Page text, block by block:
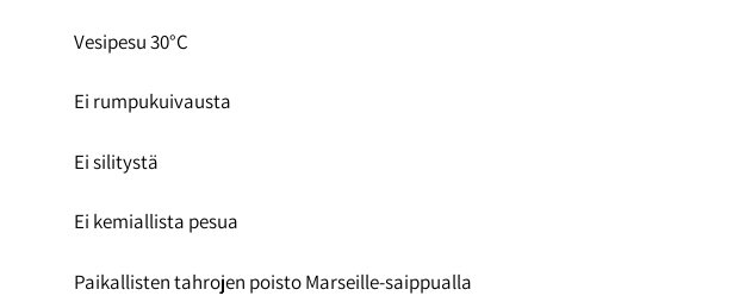
Vesipesu 30°C
Ei rumpukuivausta
Ei silitystä
Ei kemiallista pesua
Paikallisten tahrojen poisto Marseille-saippualla